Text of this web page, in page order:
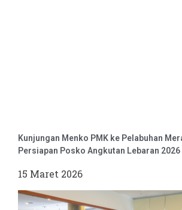
Kunjungan Menko PMK ke Pelabuhan
Persiapan Posko Angkutan Lebaran 2026
15 Maret 2026